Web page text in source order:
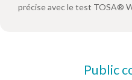
précise avec le test TOSA®
Public